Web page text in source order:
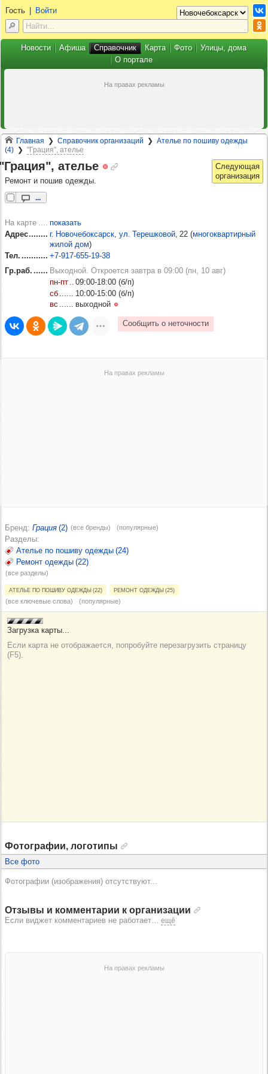
Главная Справочник организаций
Ателье по пошиву одежды
(4)
"Грация", ателье
ателье
Ремонт и пошив одежды.
...
На карте
показать
Адрес
г. Новочебоксарск ул. Терешковой , 22 (многоквартирный
жилой дом)
Тел.
+7‑917‑655‑19‑38
Гр.раб.
Выходной. Откроется завтра в 09:00 (пн, 10 авг)
пн‑пт
09:00‑18:00 (б/п)
сб
10:00‑15:00 (б/п)
вс
выходной
Бренд Грация (2) (все бренды) (популярные)
Разделы
Ателье по пошиву одежды (24)
Ремонт одежды (22)
(все разделы)
Ателье по пошиву одежды (22) Ремонт одежды (25)
(все ключевые слова) (популярные)
Фотографии, логотипы
Все фото
Фотографии (изображения) отсутствуют...
Отзывы и комментарии к организации
Если виджет комментариев не работает… ещё
Гость| Войти
Новости Афиша Справочник Карта Фото
Улицы, дома
О портале